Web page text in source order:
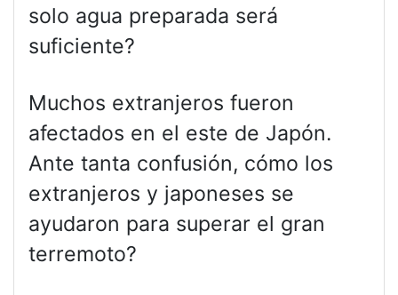
solo agua preparada será
suficiente?
Muchos extranjeros fueron
afectados en el este de Japón.
Ante tanta confusión, cómo los
extranjeros y japoneses se
ayudaron para superar el gran
terremoto?